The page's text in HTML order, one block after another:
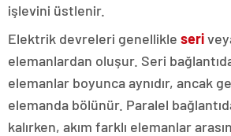
işlevini üstlenir.
Elektrik devreleri genellikle seri
elemanlardan oluşur. Seri
elemanlar boyunca aynıdır, ancak
elemanda bölünür. Paralel
kalırken, akım farklı elemanlar